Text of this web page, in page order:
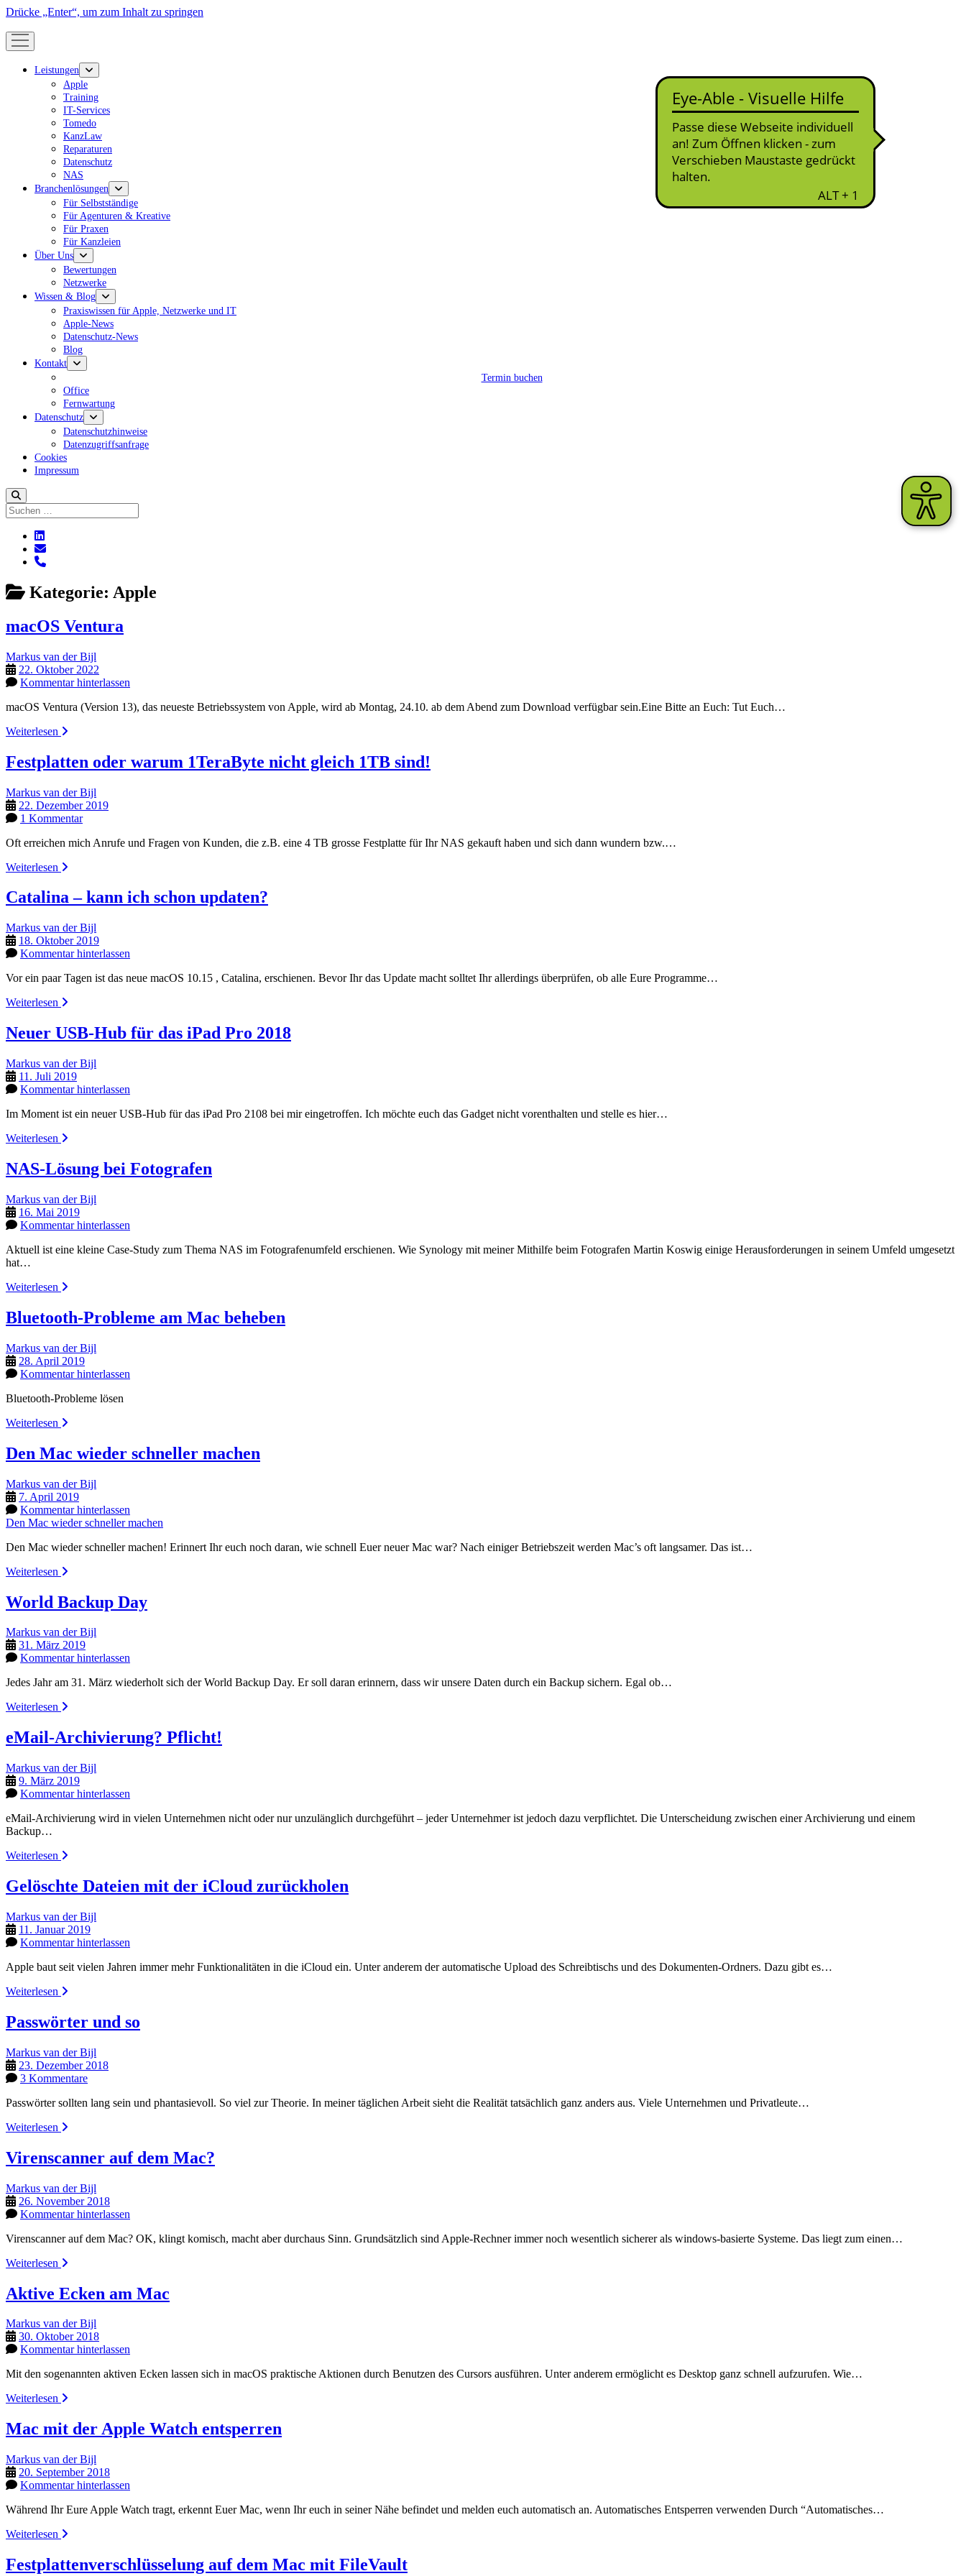
Drücke „Enter“, um zum Inhalt zu springen
Menü
öffnen
Leistungen Menü
öffnen
Apple
Training
IT-Services
Tomedo
KanzLaw
Reparaturen
Datenschutz
NAS
Branchenlösungen Menü
öffnen
Für Selbstständige
Für Agenturen & Kreative
Für Praxen
Für Kanzleien
Über Uns Menü
öffnen
Bewertungen
Netzwerke
Wissen & Blog Menü
öffnen
Praxiswissen für Apple, Netzwerke und IT
Apple-News
Datenschutz-News
Blog
Kontakt Menü
öffnen
Termin buchen
Office
Fernwartung
Datenschutz Menü
öffnen
Datenschutzhinweise
Datenzugriffsanfrage
Cookies
Impressum
Suchen
linkedin
E-
Mail
phone
Kategorie: Apple
macOS Ventura
Markus van der Bijl
22. Oktober 2022
Kommentar hinterlassen
macOS Ventura (Version 13), das neueste Betriebssystem von Apple, wird ab Montag, 24.10. ab dem Abend zum Download verfügbar sein.Eine Bitte an Euch: Tut Euch…
Weiterlesen macOS
Festplatten oder warum 1TeraByte nicht gleich 1TB sind!
Markus van der Bijl
22. Dezember 2019
1 Kommentar
Oft erreichen mich Anrufe und Fragen von Kunden, die z.B. eine 4 TB grosse Festplatte für Ihr NAS gekauft haben und sich dann wundern bzw.…
Weiterlesen Festplatten
warum
1TeraByte
gleich
1TB
sind!
Catalina – kann ich schon updaten?
Markus van der Bijl
18. Oktober 2019
Kommentar hinterlassen
Vor ein paar Tagen ist das neue macOS 10.15 , Catalina, erschienen. Bevor Ihr das Update macht solltet Ihr allerdings überprüfen, ob alle Eure Programme…
Weiterlesen Catalina
kann
ich
updaten?
Neuer USB-Hub für das iPad Pro 2018
Markus van der Bijl
11. Juli 2019
Kommentar hinterlassen
Im Moment ist ein neuer USB-Hub für das iPad Pro 2108 bei mir eingetroffen. Ich möchte euch das Gadget nicht vorenthalten und stelle es hier…
Weiterlesen Neuer
Hub
für
iPad
Pro
2018
NAS-Lösung bei Fotografen
Markus van der Bijl
16. Mai 2019
Kommentar hinterlassen
Aktuell ist eine kleine Case-Study zum Thema NAS im Fotografenumfeld erschienen. Wie Synology mit meiner Mithilfe beim Fotografen Martin Koswig einige Herausforderungen in seinem Umfeld umgesetzt
hat…
Weiterlesen NAS-
bei
Fotografen
Bluetooth-Probleme am Mac beheben
Markus van der Bijl
28. April 2019
Kommentar hinterlassen
Bluetooth-Probleme lösen
Weiterlesen Bluetooth-
Mac
Den Mac wieder schneller machen
Markus van der Bijl
7. April 2019
Kommentar hinterlassen
Den Mac wieder schneller machen
Den Mac wieder schneller machen! Erinnert Ihr euch noch daran, wie schnell Euer neuer Mac war? Nach einiger Betriebszeit werden Mac’s oft langsamer. Das ist…
Weiterlesen Den
wieder
schneller
World Backup Day
Markus van der Bijl
31. März 2019
Kommentar hinterlassen
Jedes Jahr am 31. März wiederholt sich der World Backup Day. Er soll daran erinnern, dass wir unsere Daten durch ein Backup sichern. Egal ob…
Weiterlesen World
Day
eMail-Archivierung? Pflicht!
Markus van der Bijl
9. März 2019
Kommentar hinterlassen
eMail-Archivierung wird in vielen Unternehmen nicht oder nur unzulänglich durchgeführt – jeder Unternehmer ist jedoch dazu verpflichtet. Die Unterscheidung zwischen einer Archivierung und einem
Backup…
Weiterlesen eMail-
Pflicht!
Gelöschte Dateien mit der iCloud zurückholen
Markus van der Bijl
11. Januar 2019
Kommentar hinterlassen
Apple baut seit vielen Jahren immer mehr Funktionalitäten in die iCloud ein. Unter anderem der automatische Upload des Schreibtischs und des Dokumenten-Ordners. Dazu gibt es…
Weiterlesen Gelöschte
mit
der
zurückholen
Passwörter und so
Markus van der Bijl
23. Dezember 2018
3 Kommentare
Passwörter sollten lang sein und phantasievoll. So viel zur Theorie. In meiner täglichen Arbeit sieht die Realität tatsächlich ganz anders aus. Viele Unternehmen und Privatleute…
Weiterlesen Passwörter
Virenscanner auf dem Mac?
Markus van der Bijl
26. November 2018
Kommentar hinterlassen
Virenscanner auf dem Mac? OK, klingt komisch, macht aber durchaus Sinn. Grundsätzlich sind Apple-Rechner immer noch wesentlich sicherer als windows-basierte Systeme. Das liegt zum einen…
Weiterlesen Virenscanner
dem
Mac?
Aktive Ecken am Mac
Markus van der Bijl
30. Oktober 2018
Kommentar hinterlassen
Mit den sogenannten aktiven Ecken lassen sich in macOS praktische Aktionen durch Benutzen des Cursors ausführen. Unter anderem ermöglicht es Desktop ganz schnell aufzurufen. Wie…
Weiterlesen Aktive
am
Mac
Mac mit der Apple Watch entsperren
Markus van der Bijl
20. September 2018
Kommentar hinterlassen
Während Ihr Eure Apple Watch tragt, erkennt Euer Mac, wenn Ihr euch in seiner Nähe befindet und melden euch automatisch an. Automatisches Entsperren verwenden Durch “Automatisches…
Weiterlesen Mac
der
Apple
Festplattenverschlüsselung auf dem Mac mit FileVault